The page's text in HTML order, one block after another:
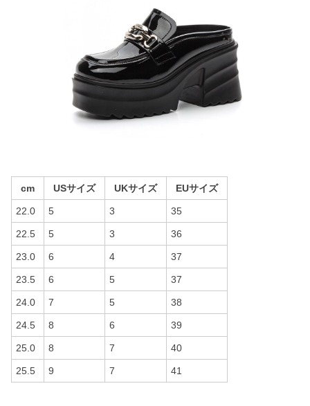
cm USサイズ UKサイズ EUサイズ
22.0 5 3 35
22.5 5 3 36
23.0 6 4 37
23.5 6 5 37
24.0 7 5 38
24.5 8 6 39
25.0 8 7 40
25.5 9 7 41